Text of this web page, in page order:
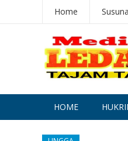
Home
HOME